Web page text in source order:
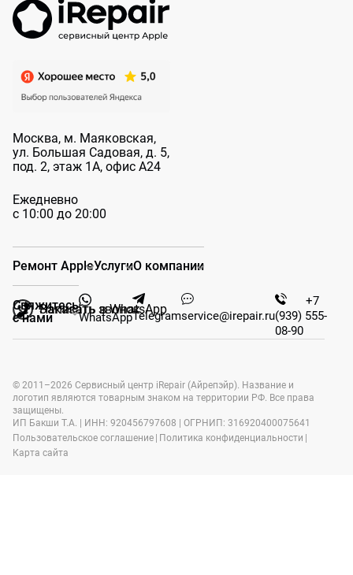
Москва, м. Маяковская,
ул. Большая Садовая, д. 5,
под. 2, этаж 1А, офис А24
Ежедневно
с 10:00 до 20:00
Заказать звонок
Написать в WhatsApp
Ремонт AppleУслугиО компании
Свяжитесь
с нами
WhatsAppTelegramservice@irepair.ru
+7
(939) 555-
08-90
© 2011–2026 Сервисный центр iRepair (Айрепэйр). Название и
логотип являются товарным знаком на территории РФ. Все права
защищены.
ИП Бакши Т.А. | ИНН: 920456797608 | ОГРНИП: 316920400075641
Пользовательское соглашение | Политика конфиденциальности |
Карта сайта